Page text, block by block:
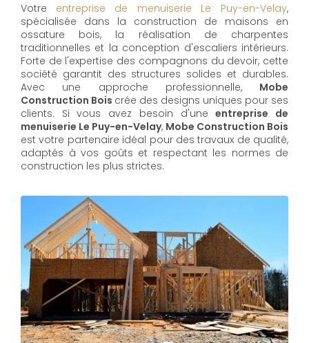
Votre entreprise de menuiserie Le Puy-en-Velay,
spécialisée dans la construction de maisons en
ossature bois, la réalisation de charpentes
traditionnelles et la conception d'escaliers intérieurs.
Forte de l'expertise des compagnons du devoir, cette
société garantit des structures solides et durables.
Avec une approche professionnelle, Mobe
Construction Bois crée des designs uniques pour ses
clients. Si vous avez besoin d'uneentreprise de
menuiserie Le Puy-en-Velay, Mobe Construction Bois
est votre partenaire idéal pour des travaux de qualité,
adaptés à vos goûts et respectant les normes de
construction les plus strictes.